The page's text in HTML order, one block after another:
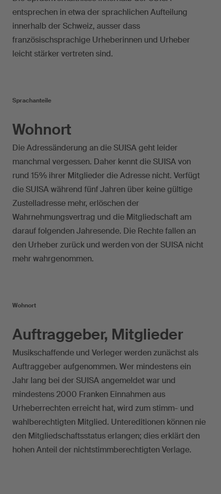
entsprechen in etwa der sprachlichen Aufteilung
innerhalb der Schweiz, ausser dass
französischsprachige Urheberinnen und Urheber
leicht stärker vertreten sind.
Sprachanteile
Wohnort
Die Adressänderung an die SUISA geht leider
manchmal vergessen. Daher kennt die SUISA von
rund 15% ihrer Mitglieder die Adresse nicht. Verfügt
die SUISA während fünf Jahren über keine gültige
Zustelladresse mehr, erlöschen der
Wahrnehmungsvertrag und die Mitgliedschaft am
darauf folgenden Jahresende. Die Rechte fallen an
den Urheber zurück und werden von der SUISA nicht
mehr wahrgenommen.
Wohnort
Auftraggeber, Mitglieder
Musikschaffende und Verleger werden zunächst als
Auftraggeber aufgenommen. Wer mindestens ein
Jahr lang bei der SUISA angemeldet war und
mindestens 2000 Franken Einnahmen aus
Urheberrechten erreicht hat, wird zum stimm- und
wahlberechtigten Mitglied. Untereditionen können nie
den Mitgliedschaftsstatus erlangen; dies erklärt den
hohen Anteil der nichtstimmberechtigten Verlage.